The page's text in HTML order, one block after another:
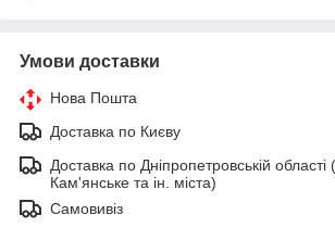
Умови доставки
Нова Пошта
Доставка по Києву
Доставка по Дніпропетровській області
Кам'янське та ін. міста)
Самовивіз